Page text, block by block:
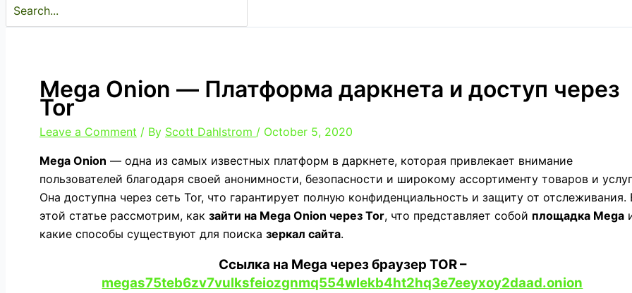
for:
Mega Onion — Платформа даркнета и доступ через
Tor
Leave a Comment / By Scott Dahlstrom / October 5, 2020
Mega Onion — одна из самых известных платформ в даркнете, которая привлекает внимание
пользователей благодаря своей анонимности, безопасности и широкому ассортименту товаров и
Она доступна через сеть Tor, что гарантирует полную конфиденциальность и защиту от отслеживания.
этой статье рассмотрим, как зайти на Mega Onion через Tor, что представляет собой площадка Mega
какие способы существуют для поиска зеркал сайта.
Ссылка на Mega через браузер TOR –
megas75teb6zv7vulksfeiozgnmq554wlekb4ht2hq3e7eeyxoy2daad.onion